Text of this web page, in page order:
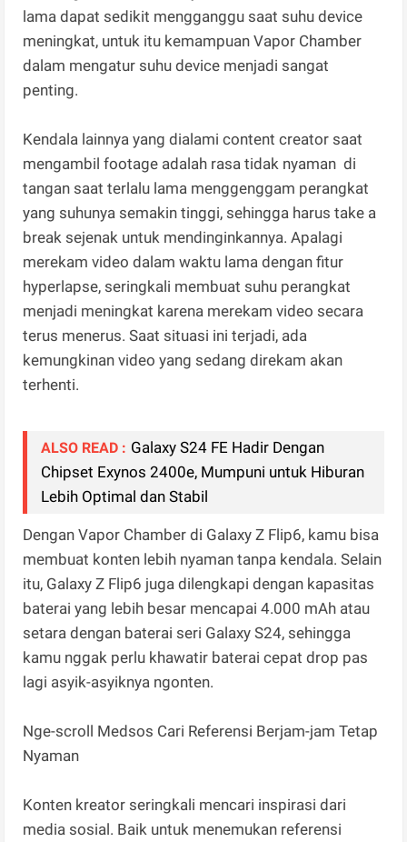
lama dapat sedikit mengganggu saat suhu device
meningkat, untuk itu kemampuan Vapor Chamber
dalam mengatur suhu device menjadi sangat
penting.
Kendala lainnya yang dialami content creator saat
mengambil footage adalah rasa tidak nyaman di
tangan saat terlalu lama menggenggam perangkat
yang suhunya semakin tinggi, sehingga harus take a
break sejenak untuk mendinginkannya. Apalagi
merekam video dalam waktu lama dengan fitur
hyperlapse, seringkali membuat suhu perangkat
menjadi meningkat karena merekam video secara
terus menerus. Saat situasi ini terjadi, ada
kemungkinan video yang sedang direkam akan
terhenti.
ALSO READ : Galaxy S24 FE Hadir Dengan
Chipset Exynos 2400e, Mumpuni untuk Hiburan
Lebih Optimal dan Stabil
Dengan Vapor Chamber di Galaxy Z Flip6, kamu bisa
membuat konten lebih nyaman tanpa kendala. Selain
itu, Galaxy Z Flip6 juga dilengkapi dengan kapasitas
baterai yang lebih besar mencapai 4.000 mAh atau
setara dengan baterai seri Galaxy S24, sehingga
kamu nggak perlu khawatir baterai cepat drop pas
lagi asyik-asyiknya ngonten.
Nge-scroll Medsos Cari Referensi Berjam-jam Tetap
Nyaman
Konten kreator seringkali mencari inspirasi dari
media sosial. Baik untuk menemukan referensi